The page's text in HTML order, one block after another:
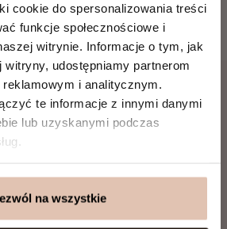
cookie do spersonalizowania treści
funkcje społecznościowe i
witrynie. Informacje o tym, jak
udostępniamy partnerom
i analitycznym.
te informacje z innymi danymi
lub uzyskanymi podczas
na wszystkie
LOKALU
liczona zgodnie z zasadami zawartymi w
07
oraz wymiary podano z uwzględnieniem
projektu budowlanego.
informacyjny i nie stanowi oferty handlowej
cywilnego oraz innych właściwych